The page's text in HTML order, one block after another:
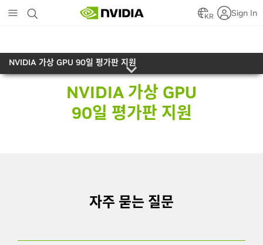
to
KR Sign In
NVIDIA 가상 GPU 90일 평가판 지원
NVIDIA 가상 GPU
90일 평가판 지원
자주 묻는 질문